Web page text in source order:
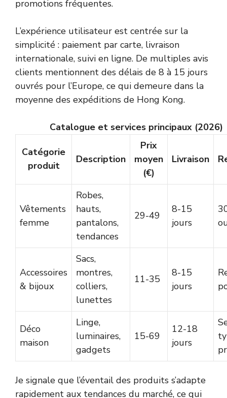
promotions fréquentes.
L’expérience utilisateur est centrée sur la
simplicité : paiement par carte, livraison
internationale, suivi en ligne. De multiples avis
clients mentionnent des délais de 8 à 15 jours
ouvrés pour l’Europe, ce qui demeure dans la
moyenne des expéditions de Hong Kong.
Catalogue et services principaux (2026)
Catégorie
produit
Description
Prix
moyen
(€)
Livraison
Vêtements
femme
Robes,
hauts,
pantalons,
tendances
29-49
8-15
jours
Accessoires
& bijoux
Sacs,
montres,
colliers,
lunettes
11-35
8-15
jours
Déco
maison
Linge,
luminaires,
gadgets
15-69
12-18
jours
Je signale que l’éventail des produits s’adapte
rapidement aux tendances du marché, ce qui